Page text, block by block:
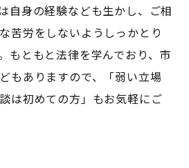
自身の経験なども生かし、ご相
苦労をしないようしっかとり
もともと法律を学んでおり、市
もありますので、「弱い立場
は初めての方」もお気軽にご